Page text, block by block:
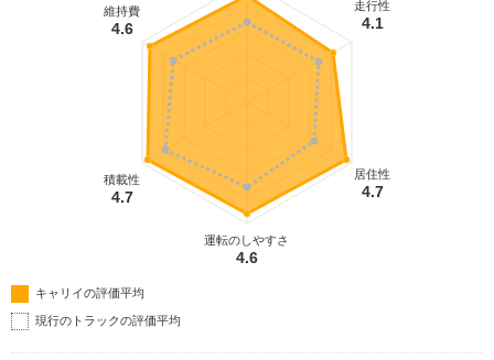
走行性
4.1
居住性
4.7
運転のしやすさ
4.6
積載性
4.7
維持費
4.6
キャリイの評価平均
現行のトラックの評価平均